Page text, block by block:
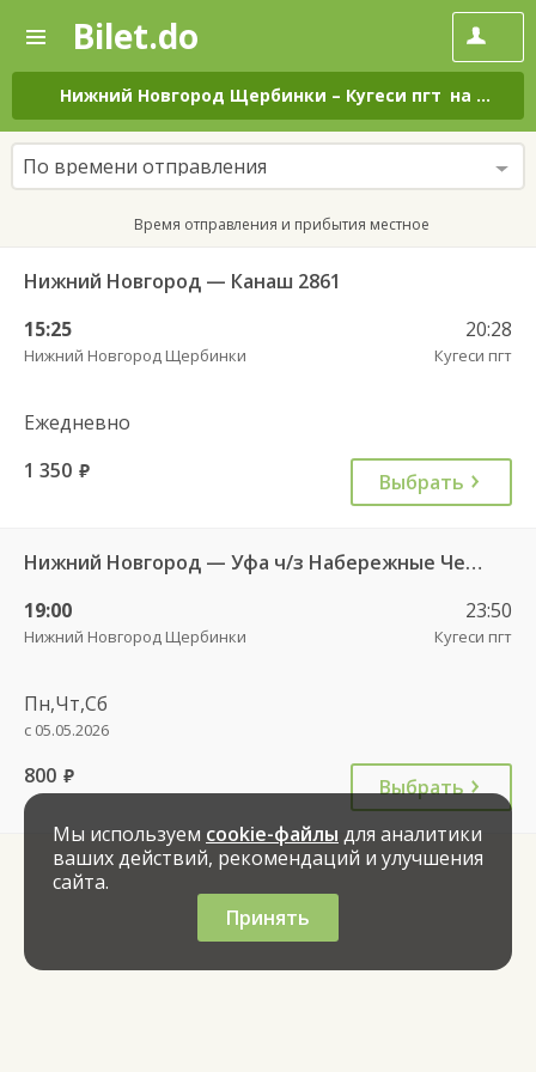
—
Поиск
и
покупка
билетов
на
автобус
онлайн
Bilet.do
Нижний Новгород Щербинки – Кугеси пгт на все дни
По времени отправления
Время отправления и прибытия местное
Нижний Новгород — Канаш 2861
15:25
Нижний Новгород Щербинки
20:28
Кугеси пгт
Ежедневно
1 350 руб. Выбрать
Нижний Новгород — Уфа ч/з Набережные Челны 966
19:00
Нижний Новгород Щербинки
23:50
Кугеси пгт
Пн,Чт,Сб
с 05.05.2026
800 руб.
Выбрать
Мы используем cookie-файлы для аналитики
ваших действий, рекомендаций и улучшения
сайта.
Принять